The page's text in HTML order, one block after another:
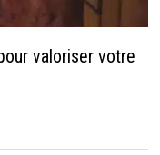
valoriser votre